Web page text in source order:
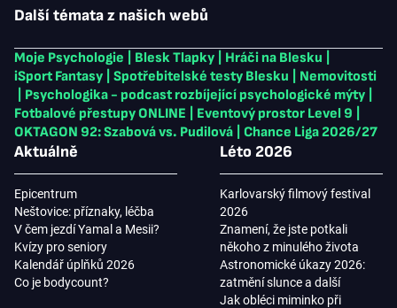
Další témata z našich webů
Moje Psychologie Blesk Tlapky Hráči na Blesku
iSport Fantasy
Spotřebitelské testy Blesku
Nemovitosti
Psychologika - podcast rozbíjející psychologické mýty
Fotbalové přestupy ONLINE
Eventový prostor Level 9
OKTAGON 92: Szabová vs. Pudilová
Chance Liga 2026/27
Aktuálně
Epicentrum
Neštovice: příznaky, léčba
V čem jezdí Yamal a Mesii?
Kvízy pro seniory
Kalendář úplňků 2026
Co je bodycount?
Léto 2026
Karlovarský filmový festival
2026
Znamení, že jste potkali
někoho z minulého života
Astronomické úkazy 2026:
zatmění slunce a další
Jak obléci miminko při